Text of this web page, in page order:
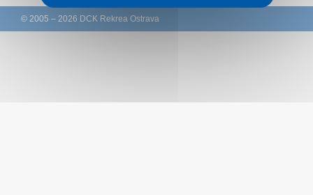
© 2005 – 2026 DCK Rekrea Ostrava